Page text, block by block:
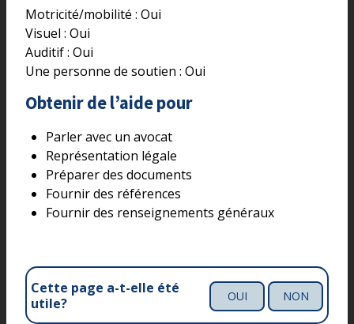
Motricité/mobilité : Oui
Visuel : Oui
Auditif : Oui
Une personne de soutien : Oui
Obtenir de l’aide pour
Parler avec un avocat
Représentation légale
Préparer des documents
Fournir des références
Fournir des renseignements généraux
Cette page a-t-elle été
utile?
OUI NON